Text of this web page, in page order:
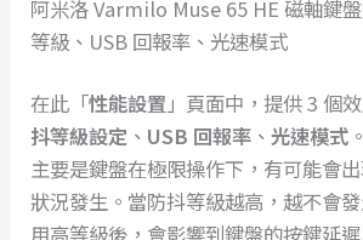
阿米洛 Varmilo Muse 65 HE 磁軸鍵
等級、USB 回報率、光速模式
在此「性能設置 」頁面中，提供 3 個
抖等級設定 、 USB 回報率 、光速模式
主要是鍵盤在極限操作下，有可能會
狀況發生。當防抖等級越高，越不會